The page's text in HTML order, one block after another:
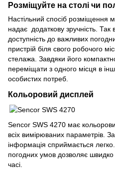
Розміщуйте на столі чи
Настільний спосіб розміщення
надає додаткову зручність. Так
доступність до важливих
пристрій біля свого робочого
стелажа. Завдяки його
переміщати з одного місця в
особистих потреб.
Кольоровий дисплей
Sencor SWS 4270 має
всіх вимірюваних параметрів.
інформація сприймається
погодних умов дозволяє
часі.